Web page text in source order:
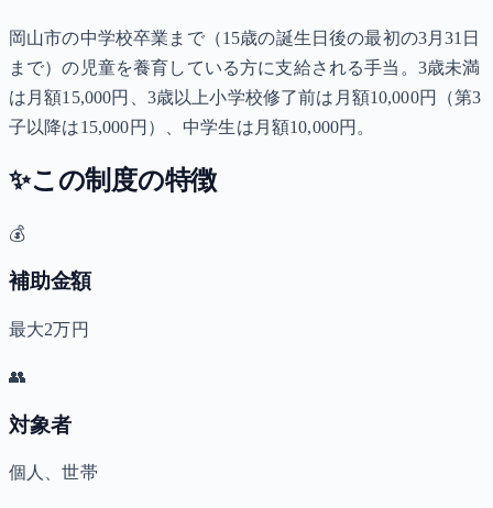
岡山市の中学校卒業まで（15歳の誕生日後の最初の3月31日
まで）の児童を養育している方に支給される手当。3歳未満
は月額15,000円、3歳以上小学校修了前は月額10,000円（第3
子以降は15,000円）、中学生は月額10,000円。
✨この制度の特徴
💰
補助金額
最大2万円
👥
対象者
個人、世帯